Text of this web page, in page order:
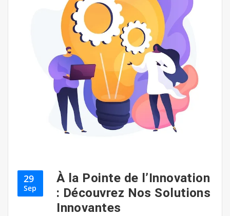
29
Sep
À la Pointe de l’Innovation
: Découvrez Nos Solutions
Innovantes